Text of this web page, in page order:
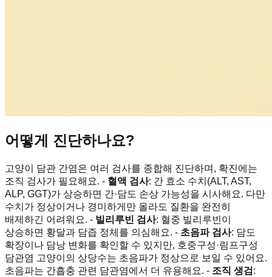
어떻게 진단하나요?
고양이 담관 간염은 여러 검사를 종합해 진단하며, 확진에는
조직 검사가 필요해요. - 혈액 검사: 간 효소 수치(ALT, AST,
ALP, GGT)가 상승하면 간·담도 손상 가능성을 시사해요. 다만
수치가 정상이거나 경미하게만 올라도 질환을 완전히
배제하긴 어려워요. - 빌리루빈 검사: 혈중 빌리루빈이
상승하면 황달과 담즙 정체를 의심해요. - 초음파 검사: 담도
확장이나 담낭 변화를 확인할 수 있지만, 호중구성·림프구성
담관염 고양이의 상당수는 초음파가 정상으로 보일 수 있어요.
초음파는 간흡충 관련 담관염에서 더 유용해요. - 조직 생검 :